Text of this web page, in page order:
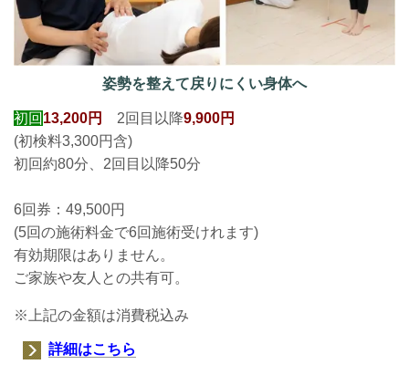
姿勢を整えて戻りにくい身体へ
初回 13,200円 2回目以降9,900円
(初検料3,300円含)
初回約80分、2回目以降50分
6回券：49,500円
(5回の施術料金で6回施術受けれます)
有効期限はありません。
ご家族や友人との共有可。
※上記の金額は消費税込み
詳細はこちら